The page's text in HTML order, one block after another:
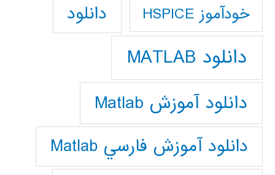
خودآموز HSPICE دانلود
دانلود MATLAB
دانلود آموزش Matlab
دانلود آموزش فارسي Matlab